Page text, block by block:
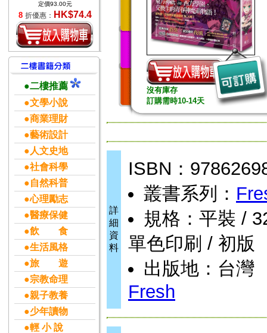
定價93.00元
8 折優惠： HK$74.4
●二樓推薦
●文學小說
●商業理財
●藝術設計
●人文史地
●社會科學
●自然科普
●心理勵志
●醫療保健
●飲 食
●生活風格
●旅 遊
●宗教命理
●親子教養
●少年讀物
●輕 小 說
沒有庫存
訂購需時10-14天
詳
細
資
料
ISBN：
叢書系列：
規格：平裝 /
單色印刷 / 初版
出版地：台灣
Fresh